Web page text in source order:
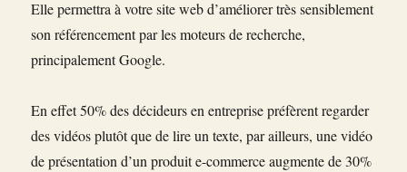
Elle permettra à votre site web d’améliorer très sensiblement
son référencement par les moteurs de recherche,
principalement Google.
En effet 50% des décideurs en entreprise préfèrent regarder
des vidéos plutôt que de lire un texte, par ailleurs, une vidéo
de présentation d’un produit e-commerce augmente de 30%